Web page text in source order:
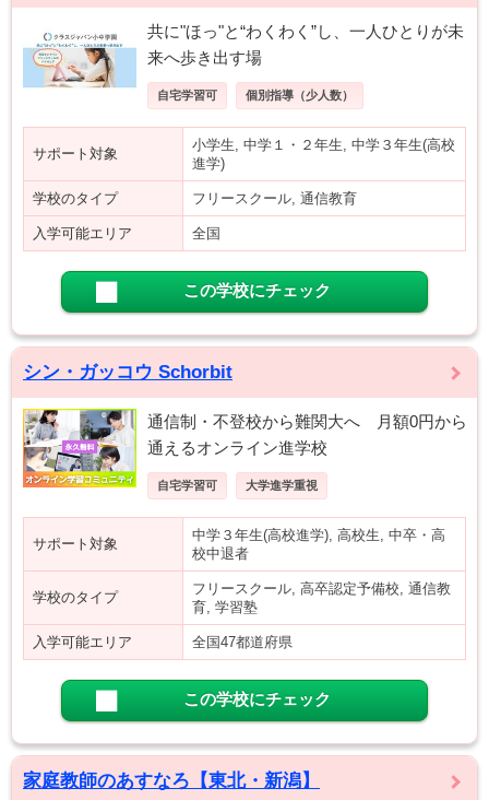
共に"ほっ"と“わくわく”し、一人ひとりが未
来へ歩き出す場
自宅学習可 個別指導（少人数）
サポート対象
小学生, 中学１・２年生, 中学３年生(高校
進学)
学校のタイプ フリースクール, 通信教育
入学可能エリア 全国
この学校にチェック
シン・ガッコウ Schorbit
通信制・不登校から難関大へ 月額0円から
通えるオンライン進学校
自宅学習可 大学進学重視
サポート対象
中学３年生(高校進学), 高校生, 中卒・高
校中退者
学校のタイプ
フリースクール, 高卒認定予備校, 通信教
育, 学習塾
入学可能エリア 全国47都道府県
この学校にチェック
家庭教師のあすなろ【東北・新潟】